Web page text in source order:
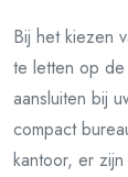
Bij het kiezen
te letten op
aansluiten bij
compact
kantoor, er